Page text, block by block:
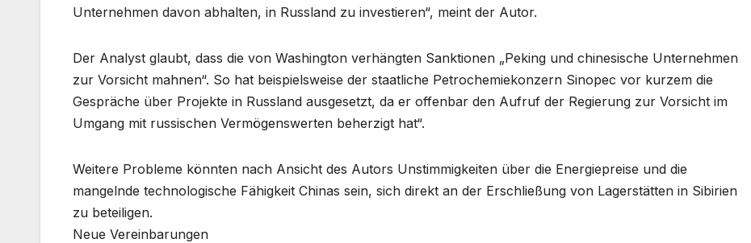
Unternehmen davon abhalten, in Russland zu investieren“, meint der Autor.
Der Analyst glaubt, dass die von Washington verhängten Sanktionen „Peking und chinesische Unternehmen
zur Vorsicht mahnen“. So hat beispielsweise der staatliche Petrochemiekonzern Sinopec vor kurzem die
Gespräche über Projekte in Russland ausgesetzt, da er offenbar den Aufruf der Regierung zur Vorsicht im
Umgang mit russischen Vermögenswerten beherzigt hat“.
Weitere Probleme könnten nach Ansicht des Autors Unstimmigkeiten über die Energiepreise und die
mangelnde technologische Fähigkeit Chinas sein, sich direkt an der Erschließung von Lagerstätten in Sibirien
zu beteiligen.
Neue Vereinbarungen